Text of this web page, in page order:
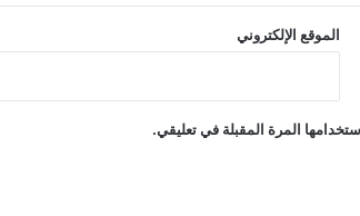
الموقع الإلكتروني
المرة المقبلة في تعليقي.